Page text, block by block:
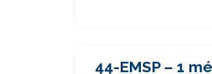
44-EMSP – 1